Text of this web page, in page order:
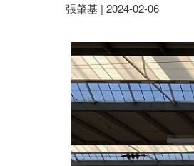
張肇基 | 2024-02-06